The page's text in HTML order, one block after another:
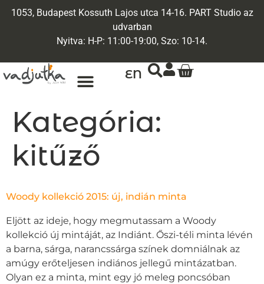
1053, Budapest Kossuth Lajos utca 14-16. PART Studio az
udvarban
Nyitva: H-P: 11:00-19:00, Szo: 10-14.
EN
Kategória:
kitűző
Woody kollekció 2015: új, indián minta
Eljött az ideje, hogy megmutassam a Woody
kollekció új mintáját, az Indiánt. Őszi-téli minta lévén
a barna, sárga, narancssárga színek domniálnak az
amúgy erőteljesen indiános jellegű mintázatban.
Olyan ez a minta, mint egy jó meleg poncsóban